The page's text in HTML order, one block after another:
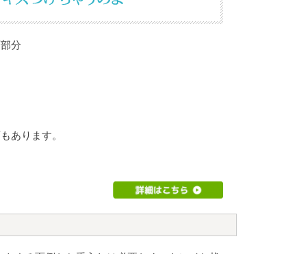
分
あります。